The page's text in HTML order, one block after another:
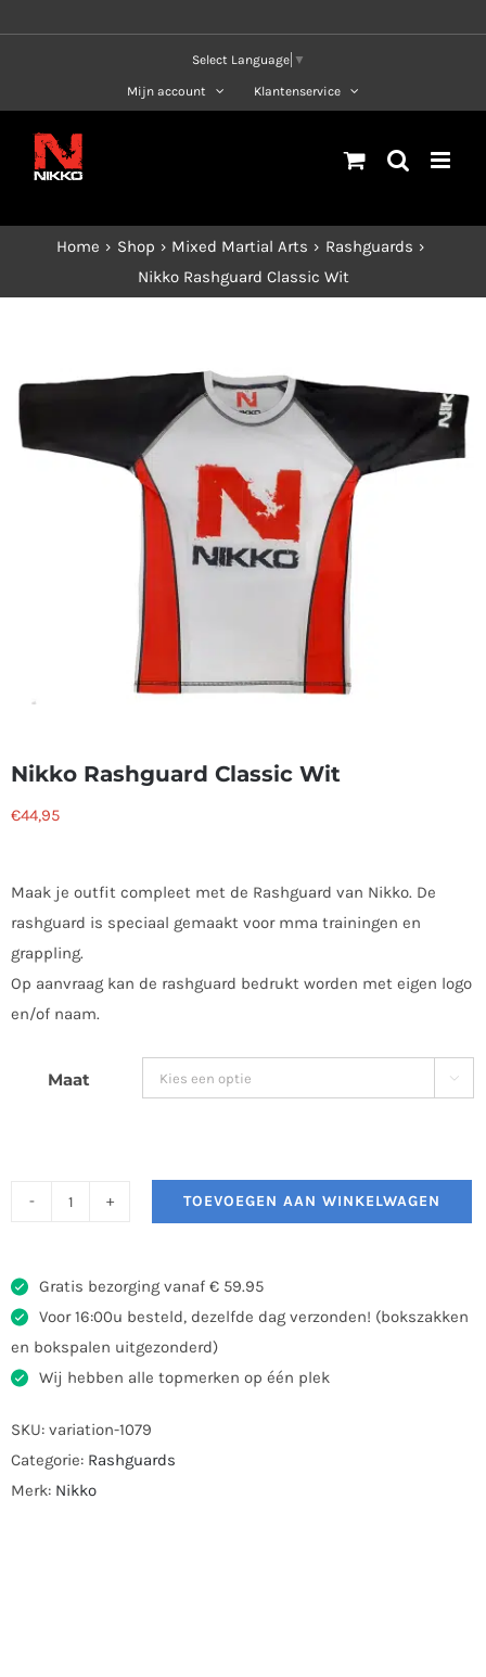
Select Language ▼
Mijn account Klantenservice
Home Shop Mixed Martial Arts
Rashguards
Nikko Rashguard Classic Wit
Nikko Rashguard Classic Wit
€44,95
Maak je outfit compleet met de Rashguard van Nikko. De
rashguard is speciaal gemaakt voor mma trainingen en
grappling.
Op aanvraag kan de rashguard bedrukt worden met eigen logo
en/of naam.
Maat 
Classic
Wit
aantal
TOEVOEGEN AAN WINKELWAGEN
Gratis bezorging vanaf € 59.95
Voor 16:00u besteld, dezelfde dag verzonden! (bokszakken
en bokspalen uitgezonderd)
Wij hebben alle topmerken op één plek
SKU: variation-1079
Categorie: Rashguards
Merk: Nikko